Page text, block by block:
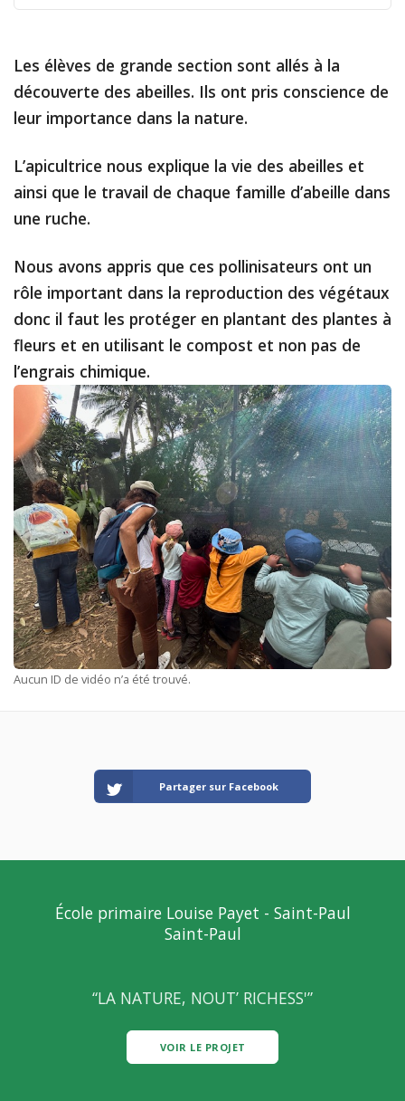
Les élèves de grande section sont allés à la
découverte des abeilles. Ils ont pris conscience de
leur importance dans la nature.
L’apicultrice nous explique la vie des abeilles et
ainsi que le travail de chaque famille d’abeille dans
une ruche.
Nous avons appris que ces pollinisateurs ont un
rôle important dans la reproduction des végétaux
donc il faut les protéger en plantant des plantes à
fleurs et en utilisant le compost et non pas de
l’engrais chimique.
Aucun ID de vidéo n’a été trouvé.
Partager sur Facebook
École primaire Louise Payet - Saint-Paul
Saint-Paul
“LA NATURE, NOUT’ RICHESS'”
VOIR LE PROJET